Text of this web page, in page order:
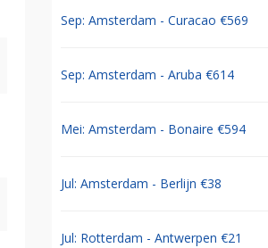
Sep: Amsterdam - Curacao €569
Sep: Amsterdam - Aruba €614
Mei: Amsterdam - Bonaire €594
Jul: Amsterdam - Berlijn €38
Jul: Rotterdam - Antwerpen €21